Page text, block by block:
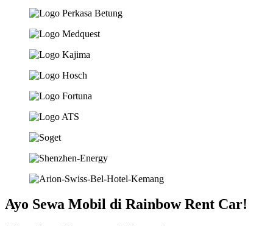
Ayo Sewa Mobil di Rainbow Rent Car!